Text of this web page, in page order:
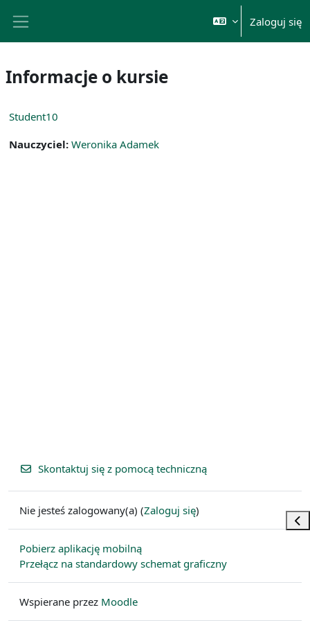
Zaloguj się
Informacje o kursie
Student10
Nauczyciel: Weronika Adamek
Skontaktuj się z pomocą techniczną
Nie jesteś zalogowany(a) (Zaloguj się)
Pobierz aplikację mobilną
Przełącz na standardowy schemat graficzny
Wspierane przez Moodle